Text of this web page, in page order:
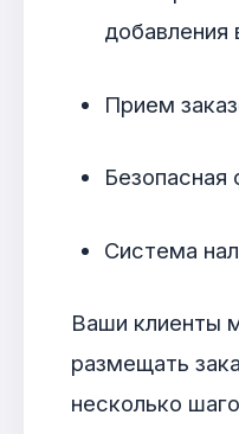
добавления
Прием
Безопасная
Система
Ваши клиенты
размещать
несколько